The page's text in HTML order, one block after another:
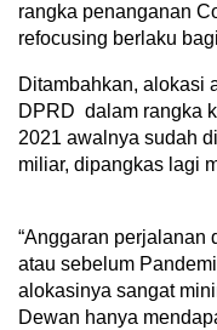
rangka penanganan
refocusing berlaku
Ditambahkan, alokasi
DPRD dalam rangka
2021 awalnya sudah
miliar, dipangkas lagi
“Anggaran perjalanan
atau sebelum
alokasinya sangat
Dewan hanya